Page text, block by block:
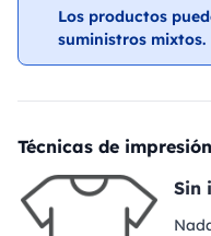
Los productos
suministros mixtos.
Técnicas de impresión
Sin